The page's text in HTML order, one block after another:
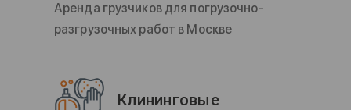
Аренда грузчиков для погрузочно-
разгрузочных работ в Москве
Клининговые